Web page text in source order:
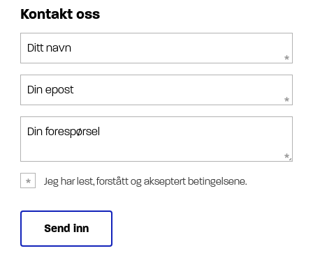
Kontakt oss
Ditt navn
Din epost
Din forespørsel
Jeg har lest, forstått og akseptert betingelsene.